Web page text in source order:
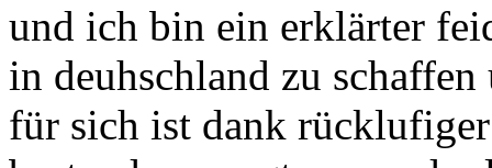
und ich bin ein erklärter
in deuhschland zu
für sich ist dank rücklufiger